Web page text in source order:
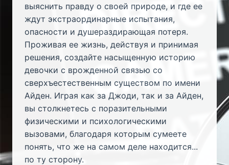
выяснить правду о своей природе, и где ее
ждут экстраординарные испытания,
опасности и душераздирающая потеря.
Проживая ее жизнь, действуя и принимая
решения, создайте насыщенную историю
девочки с врожденной связью со
сверхъестественным существом по имени
Айден. Играя как за Джоди, так и за Айден,
вы столкнетесь с поразительными
физическими и психологическими
вызовами, благодаря которым сумеете
понять, что же на самом деле находится...
по ту сторону.